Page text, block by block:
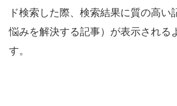
ド検索した際、検索結果に質の高い
悩みを解決する記事）が表示される
す。